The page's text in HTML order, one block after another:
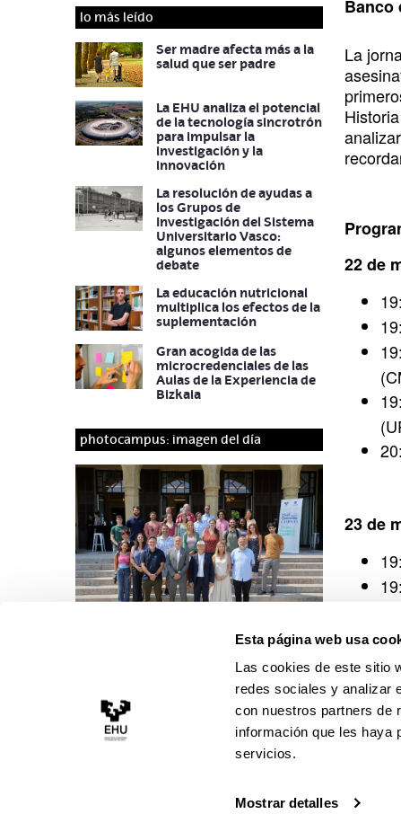
Esta página web usa
Las cookies de este sitio
redes sociales y analizar
con nuestros partners de
información que les haya
servicios.
Mostrar detalles
lo más leído
Ser madre afecta más a la
salud que ser padre
La EHU analiza el potencial
de la tecnología sincrotrón
para impulsar la
investigación y la
innovación
La resolución de ayudas a
los Grupos de
Investigación del Sistema
Universitario Vasco:
algunos elementos de
debate
La educación nutricional
multiplica los efectos de la
suplementación
Gran acogida de las
microcredenciales de las
Aulas de la Experiencia de
Bizkaia
photocampus: imagen del día
La EHU despide al alumnado de Boise
T
B
l
Y
V
i
F
l
g
Banco
La
22 de
23 de